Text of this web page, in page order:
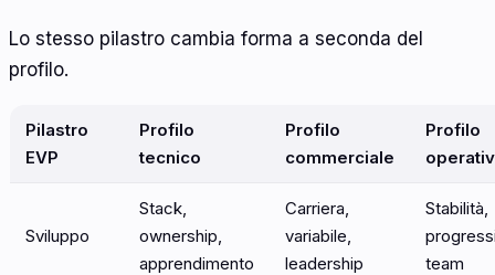
Lo stesso pilastro cambia forma a seconda del
profilo.
Pilastro
EVP
Profilo
tecnico
Profilo
commerciale
Profilo
Sviluppo
Stack,
ownership,
apprendimento
Carriera,
variabile,
leadership
Stabilità,
team